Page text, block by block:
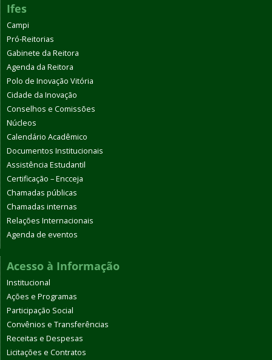
Ifes
Campi
Pró-Reitorias
Gabinete da Reitora
Agenda da Reitora
Polo de Inovação Vitória
Cidade da Inovação
Conselhos e Comissões
Núcleos
Calendário Acadêmico
Documentos Institucionais
Assistência Estudantil
Certificação – Encceja
Chamadas públicas
Chamadas internas
Relações Internacionais
Agenda de eventos
Acesso à Informação
Institucional
Ações e Programas
Participação Social
Convênios e Transferências
Receitas e Despesas
Licitações e Contratos